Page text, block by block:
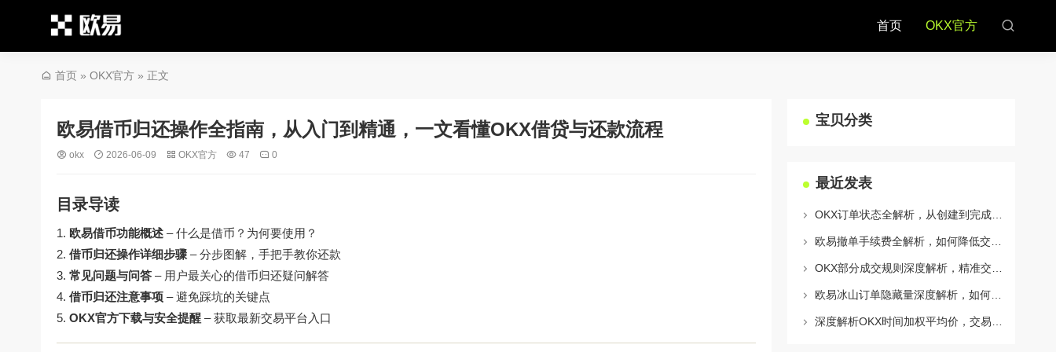
首页 OKX官方
首页 » OKX官方 » 正文
欧易借币归还操作全指南，从入门到精通，一文看懂OKX借贷与还款流程
okx 2026-06-09 OKX官方 47 0
目录导读
欧易借币功能概述 – 什么是借币？为何要使用？
借币归还操作详细步骤 – 分步图解，手把手教你还款
常见问题与问答 – 用户最关心的借币归还疑问解答
借币归还注意事项 – 避免踩坑的关键点
OKX官方下载与安全提醒 – 获取最新交易平台入口
宝贝分类
最近发表